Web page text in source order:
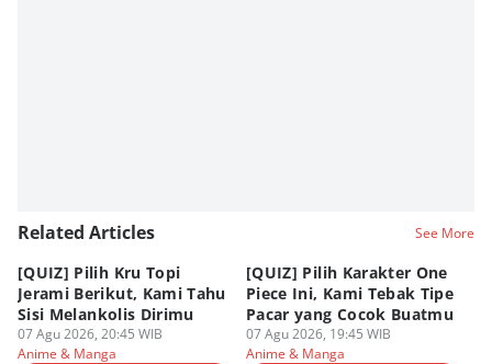
Related Articles See More
[QUIZ] Pilih Kru Topi
Jerami Berikut, Kami Tahu
Sisi Melankolis Dirimu
07 Agu 2026, 20:45 WIB
Anime & Manga
[QUIZ] Pilih Karakter One
Piece Ini, Kami Tebak Tipe
Pacar yang Cocok Buatmu
07 Agu 2026, 19:45 WIB
Anime & Manga